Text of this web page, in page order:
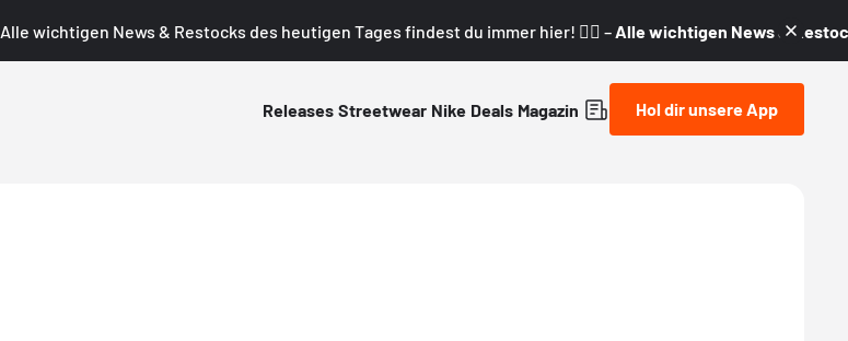
Alle wichtigen News & Restocks des heutigen Tages findest du immer hier! 👇🏼 – Alle wichtigen News &
Releases Streetwear Nike Deals Magazin Hol dir unsere App